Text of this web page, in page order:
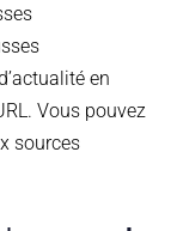
en
Vous pouvez
sources